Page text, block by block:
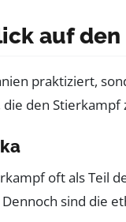
auf
praktiziert,
den
oft als Teil
sind die